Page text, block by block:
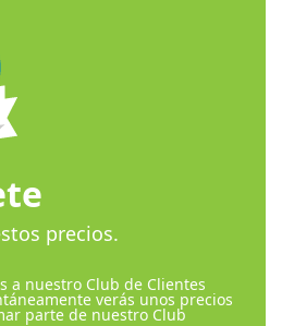
precios.
a nuestro Club de Clientes
verás unos precios
parte de nuestro Club